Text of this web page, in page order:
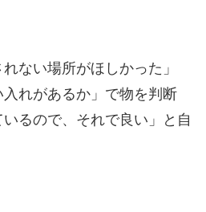
ない場所がほしかった」
入れがあるか」で物を判断
いるので、それで良い」と自